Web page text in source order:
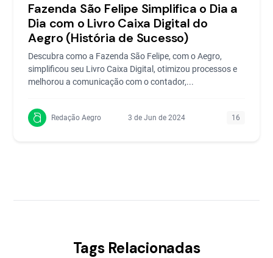
Fazenda São Felipe Simplifica o Dia a
Dia com o Livro Caixa Digital do
Aegro (História de Sucesso)
Descubra como a Fazenda São Felipe, com o Aegro,
simplificou seu Livro Caixa Digital, otimizou processos e
melhorou a comunicação com o contador,...
Redação Aegro 3 de Jun de 2024 16
Tags Relacionadas